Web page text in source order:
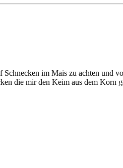
im Mais zu achten und
die mir den Keim aus dem Korn